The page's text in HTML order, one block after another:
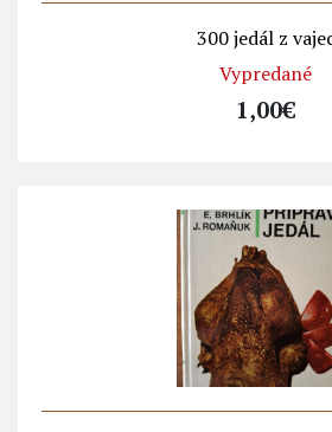
300 jedál z
Vypredané
1,00€